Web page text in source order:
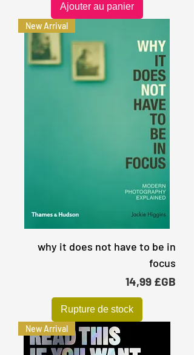
Ajouter au panier
New Arrival
why it does not have to be in
focus
Prix
14,99 £GB
Rupture de stock
New Arrival